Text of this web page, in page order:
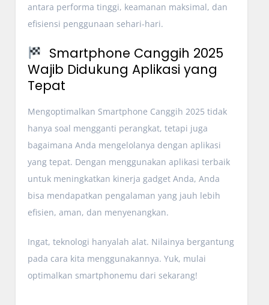
antara performa tinggi, keamanan maksimal, dan
efisiensi penggunaan sehari-hari.
Smartphone Canggih 2025
Wajib Didukung Aplikasi yang
Tepat
Mengoptimalkan Smartphone Canggih 2025 tidak
hanya soal mengganti perangkat, tetapi juga
bagaimana Anda mengelolanya dengan aplikasi
yang tepat. Dengan menggunakan aplikasi terbaik
untuk meningkatkan kinerja gadget Anda, Anda
bisa mendapatkan pengalaman yang jauh lebih
efisien, aman, dan menyenangkan.
Ingat, teknologi hanyalah alat. Nilainya bergantung
pada cara kita menggunakannya. Yuk, mulai
optimalkan smartphonemu dari sekarang!